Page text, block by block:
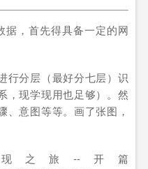
据，首先得具备一定的网
行分层（最好分七层）识
，现学现用也足够）。然
、意图等等。画了张图，